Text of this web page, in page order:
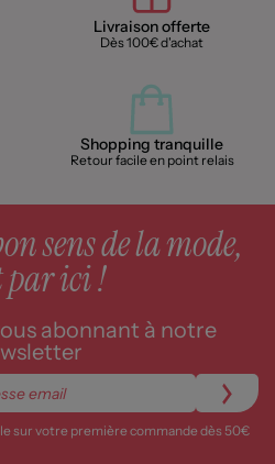
Livraison offerte
Dès 100€ d'achat
Shopping tranquille
Retour facile en point relais
sens de la mode,
par ici !
abonnant à notre
sur votre première commande dès 50€